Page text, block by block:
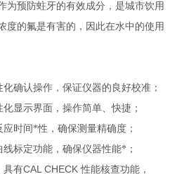
为预防蛀牙的有效成分，是城市饮用
度的氟是有害的，因此在水中的使用
确认操作，保证仪器的良好校准；
显示界面，操作简单、快捷；
时间*性，确保测量精确度；
标定功能，确保仪器性能*；
具有CAL CHECK性能核查功能，